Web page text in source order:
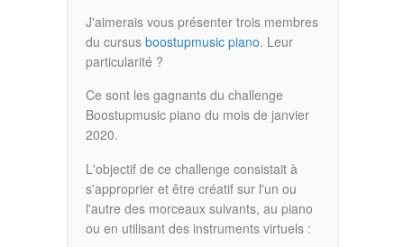
J'aimerais vous présenter trois membres
du cursus boostupmusic piano. Leur
particularité ?
Ce sont les gagnants du challenge
Boostupmusic piano du mois de janvier
2020.
L'objectif de ce challenge consistait à
s'approprier et être créatif sur l'un ou
l'autre des morceaux suivants, au piano
ou en utilisant des instruments virtuels :